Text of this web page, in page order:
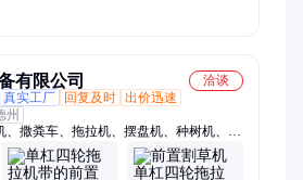
有限公司
洽谈
真实工厂 回复及时 出价迅速
州
、撒粪车、拖拉机、摆盘机、种树机、翻
、打夯机、挖坑机、捡石机、收捡机、栽
、种植机、打秧机、搂草机、耕地犁、喷